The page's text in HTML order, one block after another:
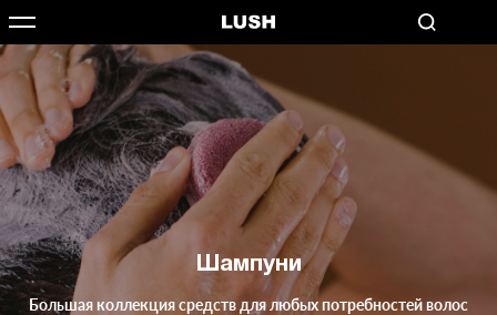
Шампуни
Большая коллекция средств для любых потребностей волос